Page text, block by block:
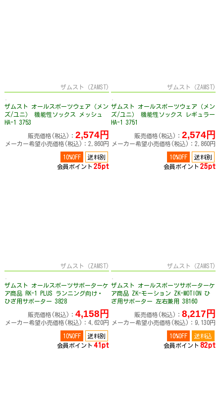
ザムスト（ZAMST)
ザムスト オールスポーツウェア（メン
ズ/ユニ） 機能性ソックス メッシュ
HA-1 3753
販売価格(税込)： 2,574円
メーカー希望小売価格(税込)：2,860円
10%OFF
送料別
会員ポイント 25pt
ザムスト（ZAMST)
ザムスト オールスポーツウェア（メン
ズ/ユニ） 機能性ソックス レギュラー
HA-1 3751
販売価格(税込)： 2,574円
メーカー希望小売価格(税込)：2,860円
10%OFF
送料別
会員ポイント 25pt
ザムスト（ZAMST)
ザムスト オールスポーツサポーターケ
ア商品 RK-1 PLUS ランニング向け・
ひざ用サポーター 3828
販売価格(税込)： 4,158円
メーカー希望小売価格(税込)：4,620円
10%OFF
送料別
会員ポイント 41pt
ザムスト（ZAMST)
ザムスト オールスポーツサポーターケ
ア商品 ZK-モーション ZK-MOTION ひ
ざ用サポーター 左右兼用 38160
販売価格(税込)： 8,217円
メーカー希望小売価格(税込)：9,130円
10%OFF
送料込
会員ポイント 82pt